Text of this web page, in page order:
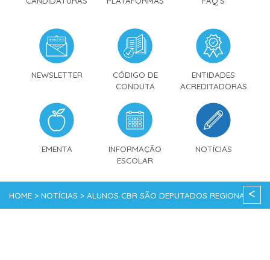
NEWSLETTER
CÓDIGO DE
CONDUTA
ENTIDADES
ACREDITADORAS
EMENTA
INFORMAÇÃO
ESCOLAR
NOTÍCIAS
HOME > NOTÍCIAS > ALUNOS CBR SÃO DEPUTADOS REGIONAIS<